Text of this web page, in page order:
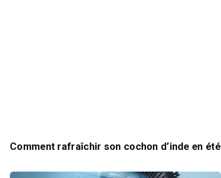
Comment rafraîchir son cochon d’inde en été